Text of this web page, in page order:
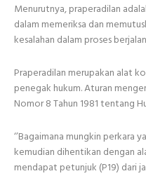
Menurutnya, praperadilan
dalam memeriksa dan
kesalahan dalam proses
Praperadilan merupakan alat
penegak hukum. Aturan
Nomor 8 Tahun 1981 tentang
‘’Bagaimana mungkin perkara
kemudian dihentikan dengan
mendapat petunjuk (P19) dari